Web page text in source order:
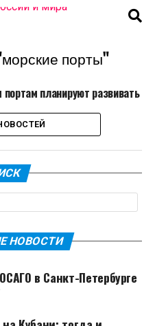
порты"
планируют развивать
НОВОСТИ
в Санкт-Петербурге